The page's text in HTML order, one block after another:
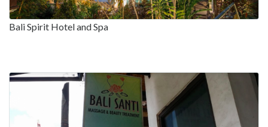
Bali Spirit Hotel and Spa